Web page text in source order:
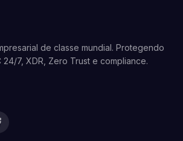
de classe mundial. Protegendo
24/7, XDR, Zero Trust e compliance.